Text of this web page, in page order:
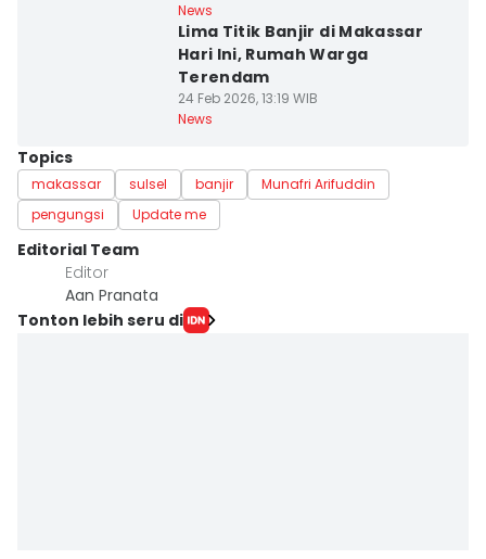
News
Lima Titik Banjir di Makassar
Hari Ini, Rumah Warga
Terendam
24 Feb 2026, 13:19 WIB
News
Topics
makassar sulsel banjir
Munafri Arifuddin
pengungsi
Update me
Editorial Team
Editor
Aan Pranata
Tonton lebih seru di